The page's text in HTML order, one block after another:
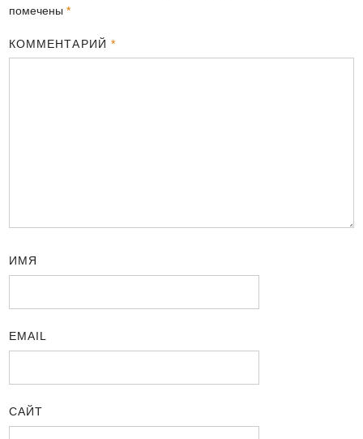
помечены*
КОММЕНТАРИЙ *
ИМЯ
EMAIL
САЙТ